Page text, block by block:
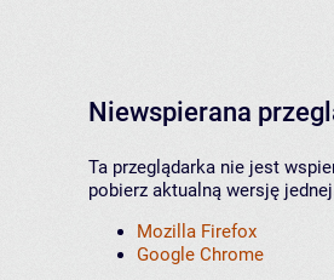
Niewspierana
Ta przeglądarka nie jest
pobierz aktualną wersję
Mozilla Firefox
Google Chrome